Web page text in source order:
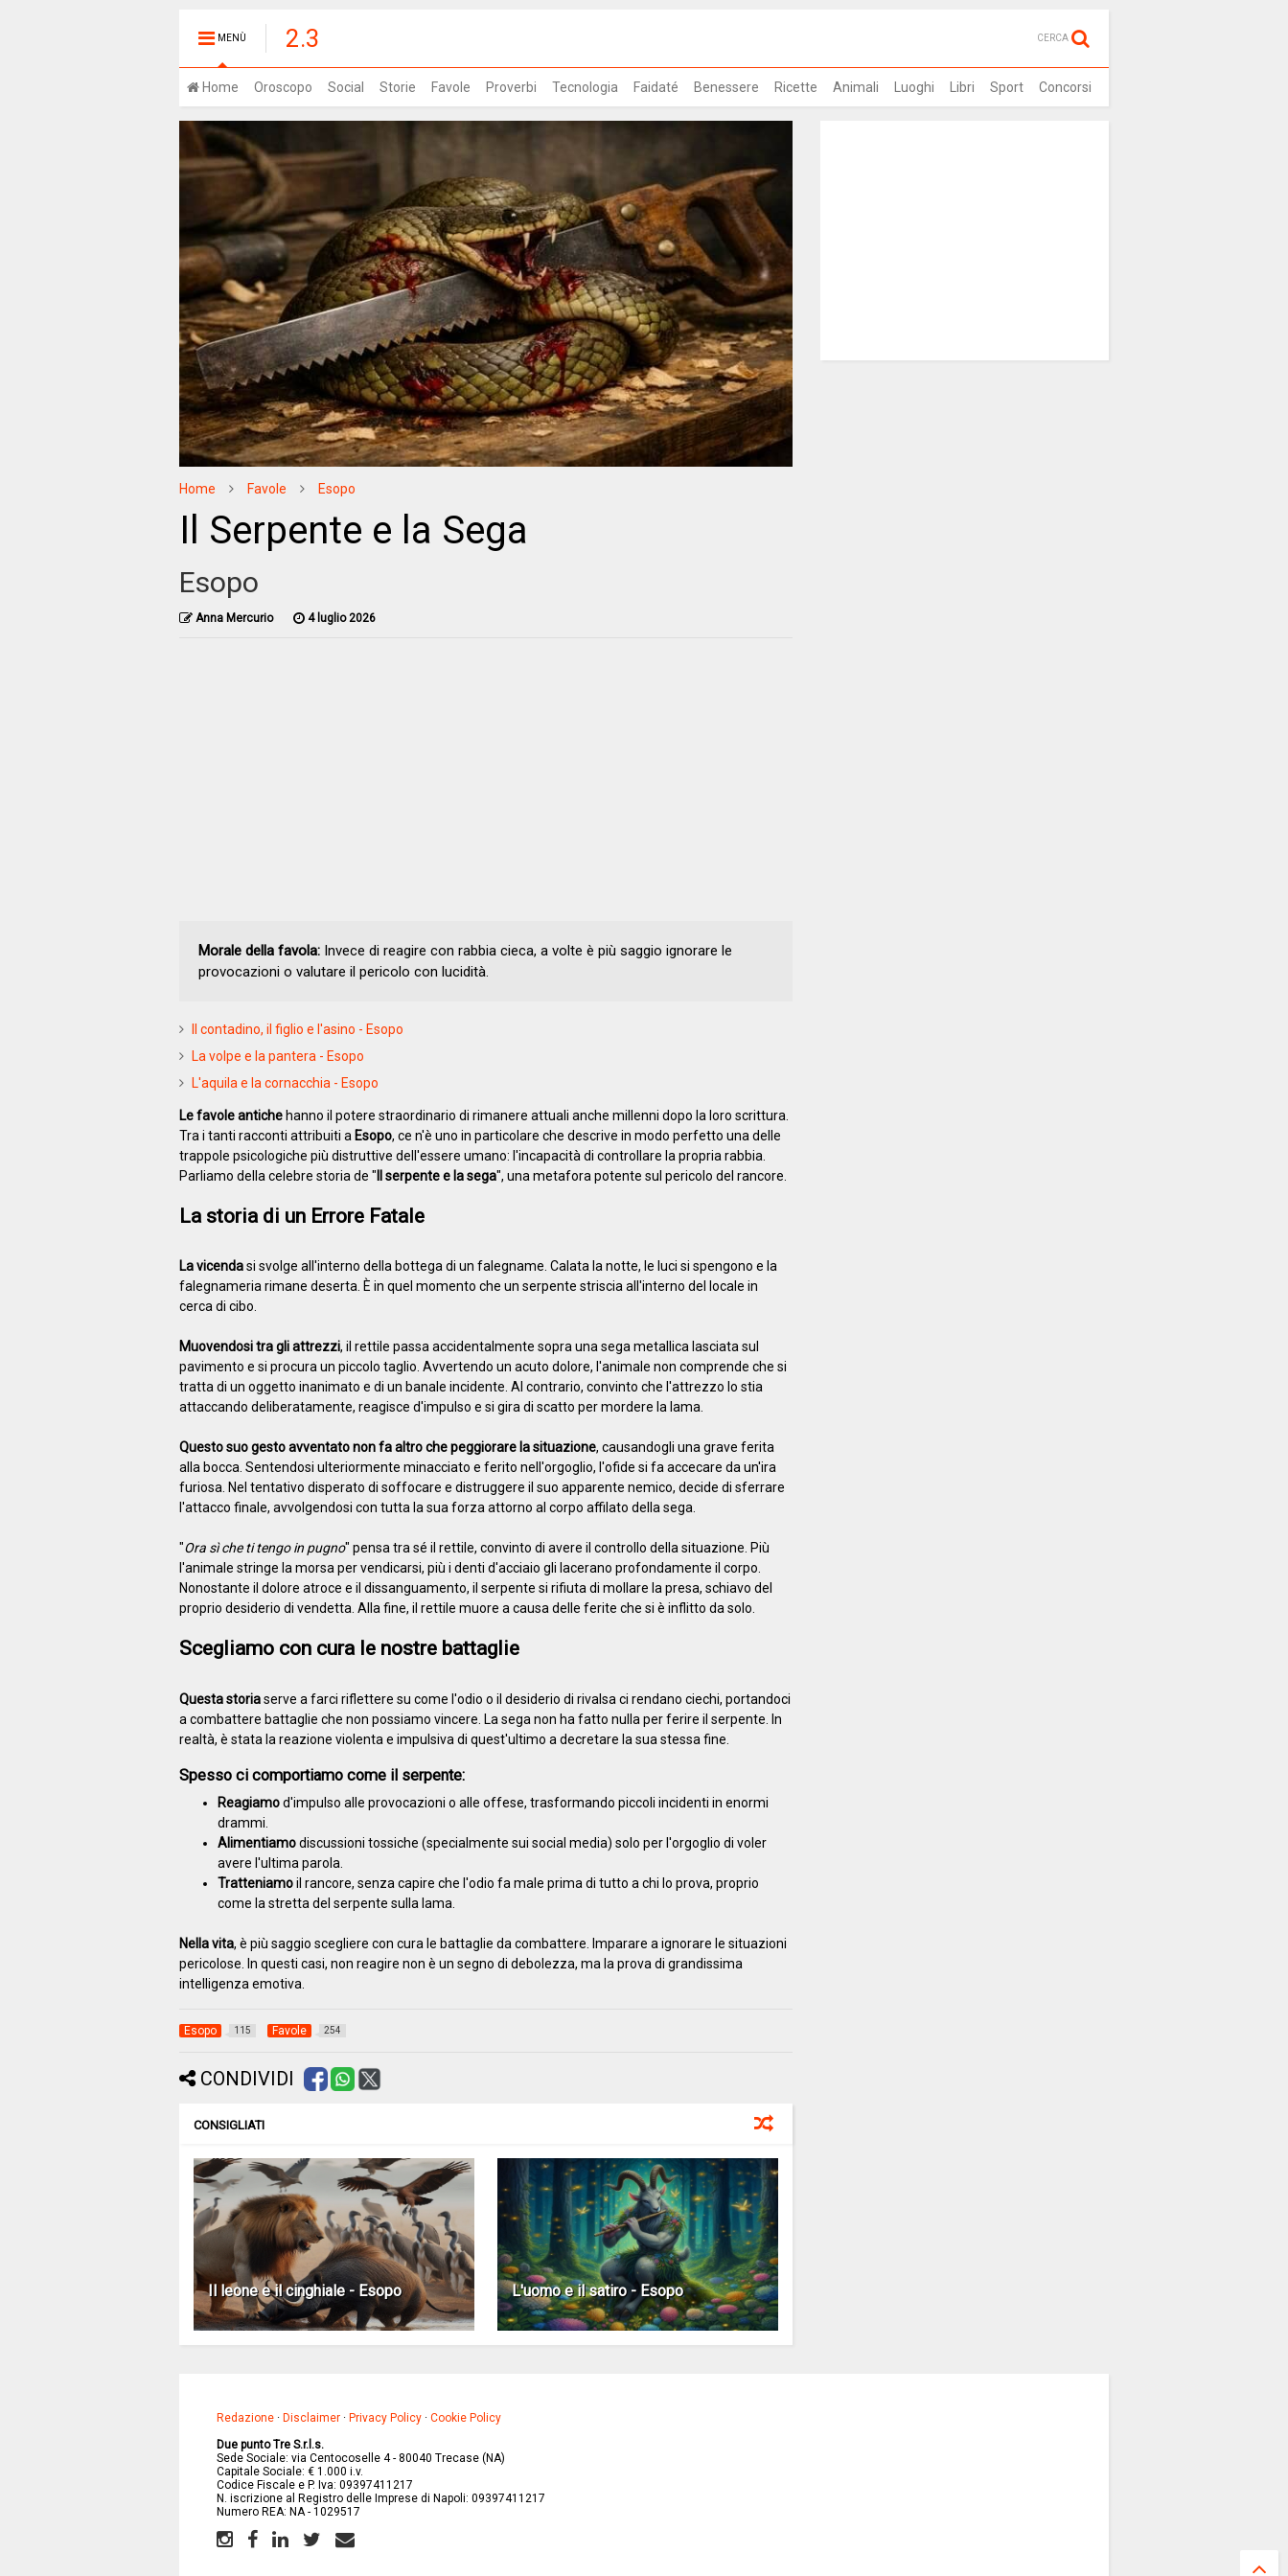
MENÙ 2.3 CERCA
Home Oroscopo Social Storie Favole Proverbi Tecnologia Faidaté Benessere Ricette Animali Luoghi Libri Sport Concorsi
Home Favole Esopo
Il Serpente e la Sega
Esopo
Anna Mercurio 4 luglio 2026
Morale della favola:Invece di reagire con rabbia cieca, a volte è più saggio ignorare le
provocazioni o valutare il pericolo con lucidità.
Il contadino, il figlio e l'asino - Esopo
La volpe e la pantera - Esopo
L'aquila e la cornacchia - Esopo
Le favole antichehanno il potere straordinario di rimanere attuali anche millenni dopo la loro scrittura.
Tra i tanti racconti attribuiti a Esopo, ce n'è uno in particolare che descrive in modo perfetto una delle
trappole psicologiche più distruttive dell'essere umano: l'incapacità di controllare la propria rabbia.
Parliamo della celebre storia de " Il serpente e la sega", una metafora potente sul pericolo del rancore.
La storia di un Errore Fatale
La vicendasi svolge all'interno della bottega di un falegname. Calata la notte, le luci si spengono e la
falegnameria rimane deserta. È in quel momento che un serpente striscia all'interno del locale in
cerca di cibo.
Muovendosi tra gli attrezzi, il rettile passa accidentalmente sopra una sega metallica lasciata sul
pavimento e si procura un piccolo taglio. Avvertendo un acuto dolore, l'animale non comprende che si
tratta di un oggetto inanimato e di un banale incidente. Al contrario, convinto che l'attrezzo lo stia
attaccando deliberatamente, reagisce d'impulso e si gira di scatto per mordere la lama.
Questo suo gesto avventato non fa altro che peggiorare la situazione, causandogli una grave ferita
alla bocca. Sentendosi ulteriormente minacciato e ferito nell'orgoglio, l'ofide si fa accecare da un'ira
furiosa. Nel tentativo disperato di soffocare e distruggere il suo apparente nemico, decide di sferrare
l'attacco finale, avvolgendosi con tutta la sua forza attorno al corpo affilato della sega.
"Ora sì che ti tengo in pugno" pensa tra sé il rettile, convinto di avere il controllo della situazione. Più
l'animale stringe la morsa per vendicarsi, più i denti d'acciaio gli lacerano profondamente il corpo.
Nonostante il dolore atroce e il dissanguamento, il serpente si rifiuta di mollare la presa, schiavo del
proprio desiderio di vendetta. Alla fine, il rettile muore a causa delle ferite che si è inflitto da solo.
Scegliamo con cura le nostre battaglie
Questa storiaserve a farci riflettere su come l'odio o il desiderio di rivalsa ci rendano ciechi, portandoci
a combattere battaglie che non possiamo vincere. La sega non ha fatto nulla per ferire il serpente. In
realtà, è stata la reazione violenta e impulsiva di quest'ultimo a decretare la sua stessa fine.
Spesso ci comportiamo come il serpente:
Reagiamod'impulso alle provocazioni o alle offese, trasformando piccoli incidenti in enormi
drammi.
Alimentiamodiscussioni tossiche (specialmente sui social media) solo per l'orgoglio di voler
avere l'ultima parola.
Tratteniamoil rancore, senza capire che l'odio fa male prima di tutto a chi lo prova, proprio
come la stretta del serpente sulla lama.
Nella vita, è più saggio scegliere con cura le battaglie da combattere. Imparare a ignorare le situazioni
pericolose. In questi casi, non reagire non è un segno di debolezza, ma la prova di grandissima
intelligenza emotiva.
Esopo 115 Favole 254
CONDIVIDI
CONSIGLIATI
Il leone e il cinghiale - Esopo L'uomo e il satiro - Esopo
Redazione· Disclaimer· Privacy Policy· Cookie Policy
Due punto Tre S.r.l.s.
Sede Sociale: via Centocoselle 4 - 80040 Trecase (NA)
Capitale Sociale: € 1.000 i.v.
Codice Fiscale e P. Iva: 09397411217
N. iscrizione al Registro delle Imprese di Napoli: 09397411217
Numero REA: NA - 1029517